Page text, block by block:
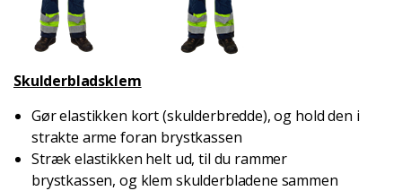
Skulderbladsklem
Gør elastikken kort (skulderbredde), og hold den i
strakte arme foran brystkassen
Stræk elastikken helt ud, til du rammer
brystkassen, og klem skulderbladene sammen